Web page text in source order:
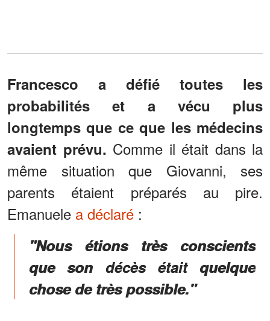
Francesco a défié toutes les
probabilités et a vécu plus
longtemps que ce que les médecins
avaient prévu. Comme il était dans la
même situation que Giovanni, ses
parents étaient préparés au pire.
Emanuele a déclaré :
"Nous étions très conscients
que son décès était quelque
chose de très possible."